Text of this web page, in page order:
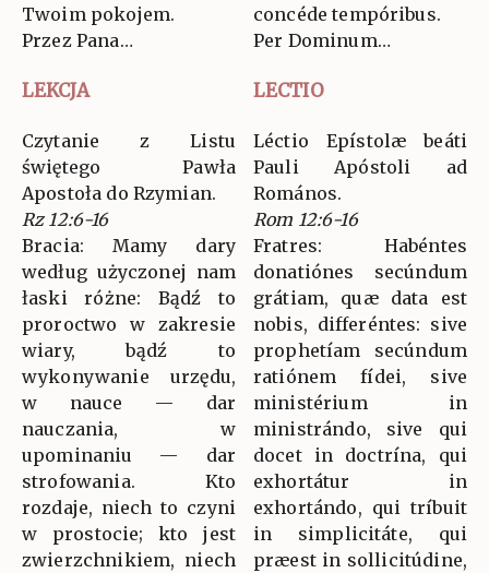
Twoim pokojem.
Przez Pana…
concéde tempóribus.
Per Dominum…
LEKCJA LECTIO
Czytanie z Listu
świętego Pawła
Apostoła do Rzymian.
Rz 12:6-16
Bracia: Mamy dary
według użyczonej nam
łaski różne: Bądź to
proroctwo w zakresie
wiary, bądź to
wykonywanie urzędu,
w nauce — dar
nauczania, w
upominaniu — dar
strofowania. Kto
rozdaje, niech to czyni
w prostocie; kto jest
zwierzchnikiem, niech
Léctio Epístolæ beáti
Pauli Apóstoli ad
Romános.
Rom 12:6-16
Fratres: Habéntes
donatiónes secúndum
grátiam, quæ data est
nobis, differéntes: sive
prophetíam secúndum
ratiónem fídei, sive
ministérium in
ministrándo, sive qui
docet in doctrína, qui
exhortátur in
exhortándo, qui tríbuit
in simplicitáte, qui
præest in sollicitúdine,